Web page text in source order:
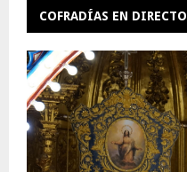
COFRADÍAS EN DIRECTO